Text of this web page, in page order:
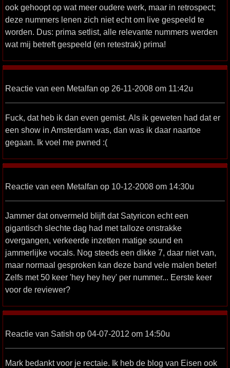
ook gehoopt op wat meer oudere werk, maar in retrospect;
deze nummers lenen zich niet echt om live gespeeld te
worden. Dus: prima setlist, alle relevante nummers werden
wat mij betreft gespeeld (en retestrak) prima!
Reactie van een Metalfan op 26-11-2008 om 11:42u
Fuck, dat heb ik dan even gemist. Als ik geweten had dat er
een show in Amsterdam was, dan was ik daar naartoe
gegaan. Ik voel me pwned :(
Reactie van een Metalfan op 10-12-2008 om 14:30u
Jammer dat onvermeld blijft dat Satyricon echt een
gigantisch slechte dag had met talloze onstrakke
overgangen, verkeerde inzetten matige sound en
jammerlijke vocals. Nog steeds een dikke 7, daar niet van,
maar normaal gesproken kan deze band vele malen beter!
Zelfs met 50 keer 'hey hey hey' per nummer... Eerste keer
voor de reviewer?
Reactie van Satish op 04-07-2012 om 14:50u
Mark bedankt voor je rectaie. Ik heb de blog van Eisen ook